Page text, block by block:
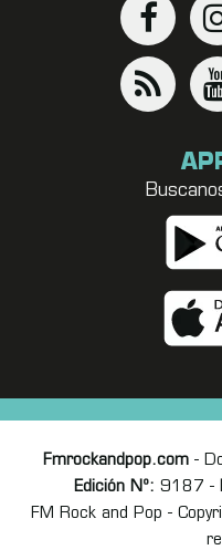
Fmrockandpop.com-
Edición Nº: 9187 -
FM Rock and Pop -